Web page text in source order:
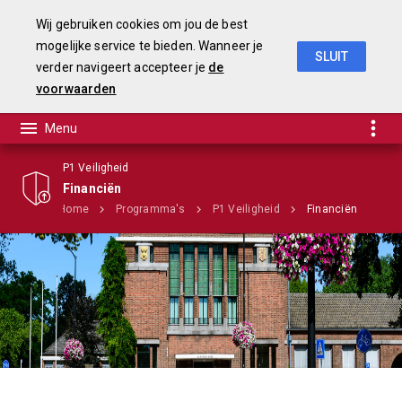
P1 Veiligheid
Financiën
Home Programma's P1 Veiligheid Financiën
Wij gebruiken cookies om jou de best
mogelijke service te bieden. Wanneer je
verder navigeert accepteer je de
voorwaarden
SLUIT